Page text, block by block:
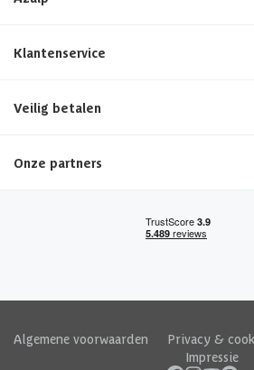
Klantenservice
Veilig betalen
Onze partners
Algemene voorwaarden Privacy &
Impressie